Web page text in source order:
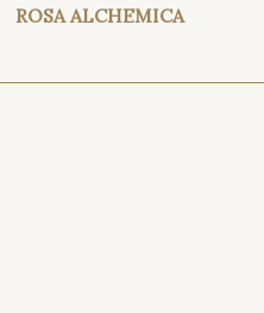
ROSA ALCHEMICA